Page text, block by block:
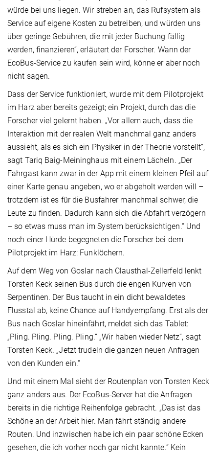
würde bei uns liegen. Wir streben an, das Rufsystem als
Service auf eigene Kosten zu betreiben, und würden uns
über geringe Gebühren, die mit jeder Buchung fällig
werden, finanzieren“, erläutert der Forscher. Wann der
EcoBus-Service zu kaufen sein wird, könne er aber noch
nicht sagen.
Dass der Service funktioniert, wurde mit dem Pilotprojekt
im Harz aber bereits gezeigt; ein Projekt, durch das die
Forscher viel gelernt haben. „Vor allem auch, dass die
Interaktion mit der realen Welt manchmal ganz anders
aussieht, als es sich ein Physiker in der Theorie vorstellt“,
sagt Tariq Baig-Meininghaus mit einem Lächeln. „Der
Fahrgast kann zwar in der App mit einem kleinen Pfeil auf
einer Karte genau angeben, wo er abgeholt werden will –
trotzdem ist es für die Busfahrer manchmal schwer, die
Leute zu finden. Dadurch kann sich die Abfahrt verzögern
– so etwas muss man im System berücksichtigen.“ Und
noch einer Hürde begegneten die Forscher bei dem
Pilotprojekt im Harz: Funklöchern.
Auf dem Weg von Goslar nach Clausthal-Zellerfeld lenkt
Torsten Keck seinen Bus durch die engen Kurven von
Serpentinen. Der Bus taucht in ein dicht bewaldetes
Flusstal ab, keine Chance auf Handyempfang. Erst als der
Bus nach Goslar hineinfährt, meldet sich das Tablet:
„Pling. Pling. Pling. Pling.“ „Wir haben wieder Netz“, sagt
Torsten Keck. „Jetzt trudeln die ganzen neuen Anfragen
von den Kunden ein.“
Und mit einem Mal sieht der Routenplan von Torsten Keck
ganz anders aus. Der EcoBus-Server hat die Anfragen
bereits in die richtige Reihenfolge gebracht. „Das ist das
Schöne an der Arbeit hier. Man fährt ständig andere
Routen. Und inzwischen habe ich ein paar schöne Ecken
gesehen, die ich vorher noch gar nicht kannte.“ Kein